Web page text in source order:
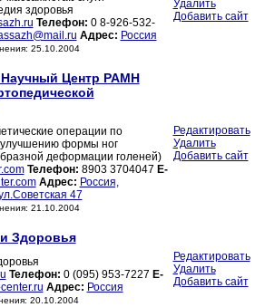
здоровья
Телефон: 0 8-926-532-
Адрес: Россия
25.10.2004
Удалить
Добавить сайт
Научный Центр РАМН
операции по
формы ног
деформации голеней)
Телефон: 8903 3704047 E-
Адрес: Россия,
47
21.10.2004
Редактировать
Удалить
Добавить сайт
Здоровья
Телефон: 0 (095) 953-7227 E-
Адрес: Россия
20.10.2004
Редактировать
Удалить
Добавить сайт